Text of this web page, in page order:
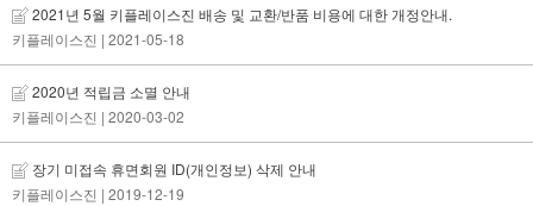
2021년 5월 키플레이스진 배송 및 교환/반품 비용에 대한 개정안내.
키플레이스진 | 2021-05-18
2020년 적립금 소멸 안내
키플레이스진 | 2020-03-02
장기 미접속 휴면회원 ID(개인정보) 삭제 안내
키플레이스진 | 2019-12-19